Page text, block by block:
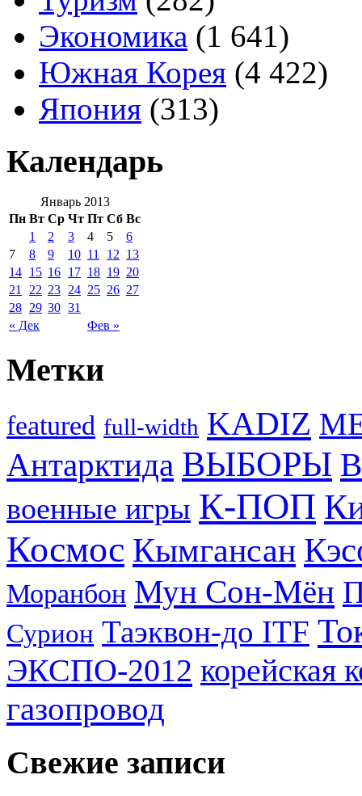
Экономика (1 641)
Южная Корея (4 422)
Япония (313)
Календарь
Январь 2013
Пн Вт Ср Чт Пт Сб Вс
« Дек Фев »
1 2 3 4 5
6
7
8 9 10 11 12 13
14 15 16 17 18 19 20
21 22 23 24 25 26 27
28 29 30 31
Метки
featured full-width KADIZ
Антарктида ВЫБОРЫ
военные игры К-ПОП
Космос Кымгансан
Моранбон Мун Сон-Мён
Сурион Таэквон-до ITF
ЭКСПО-2012 корейская
газопровод
Свежие записи